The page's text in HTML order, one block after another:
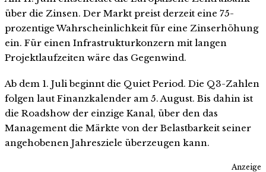
über die Zinsen. Der Markt preist derzeit eine 75-
prozentige Wahrscheinlichkeit für eine Zinserhöhung
ein. Für einen Infrastrukturkonzern mit langen
Projektlaufzeiten wäre das Gegenwind.
Ab dem 1. Juli beginnt die Quiet Period. Die Q3-Zahlen
folgen laut Finanzkalender am 5. August. Bis dahin ist
die Roadshow der einzige Kanal, über den das
Management die Märkte von der Belastbarkeit seiner
angehobenen Jahresziele überzeugen kann.
Anzeige